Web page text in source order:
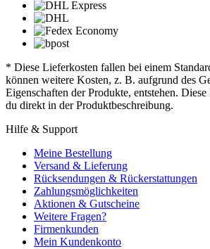
* Diese Lieferkosten fallen bei einem
können weitere Kosten, z. B. aufgrund des
Eigenschaften der Produkte, entstehen.
du direkt in der Produktbeschreibung.
Hilfe & Support
Meine Bestellung
Versand & Lieferung
Rücksendungen & Rückerstattungen
Zahlungsmöglichkeiten
Aktionen & Gutscheine
Weitere Fragen?
Firmenkunden
Mein Kundenkonto